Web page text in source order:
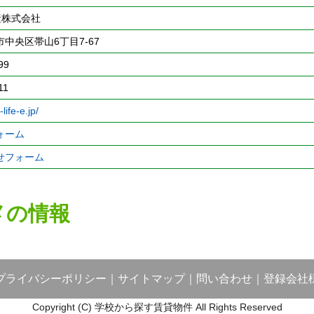
式会社
中央区帯山6丁目7-67
life-e.jp/
ーム
フォーム
情報
ライバシーポリシー サイトマップ｜ 問い合わせ 登録会社
Copyright (C) 学校から探す賃貸物件 All Rights Reserved